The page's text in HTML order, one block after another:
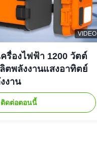
VIDEO
ครื่องไฟฟ้า 1200 วัตต์
ตพลังงานแสงอาทิตย์
งาน
ติดต่อตอนนี้